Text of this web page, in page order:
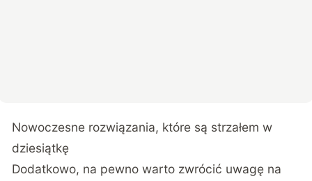
Nowoczesne rozwiązania, które są strzałem w
dziesiątkę
Dodatkowo, na pewno warto zwrócić uwagę na